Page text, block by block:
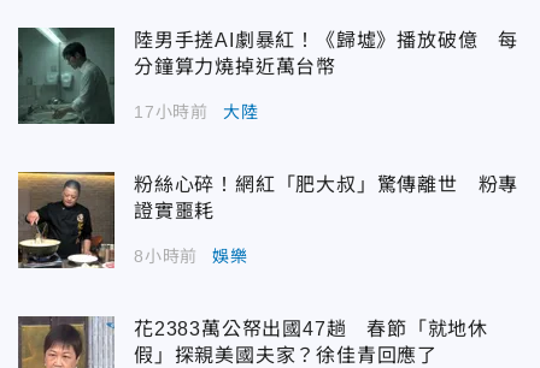
陸男手搓AI劇暴紅！《歸墟》播放破億 每
分鐘算力燒掉近萬台幣
17小時前 大陸
粉絲心碎！網紅「肥大叔」驚傳離世 粉專
證實噩耗
8小時前 娛樂
花2383萬公帑出國47趟 春節「就地休
假」探親美國夫家？徐佳青回應了